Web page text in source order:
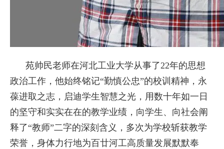
苑帅民老师在河北工业大学从事了22年的思想
政治工作，他始终铭记“勤慎公忠”的校训精神，永
葆进取之志，启迪学生智慧之光，用数十年如一日
的坚守和实实在在的教学业绩，向学生、向社会阐
释了“教师”二字的深刻含义，多次为学校斩获教学
荣誉，身体力行地为百廿河工高质量发展默默奉